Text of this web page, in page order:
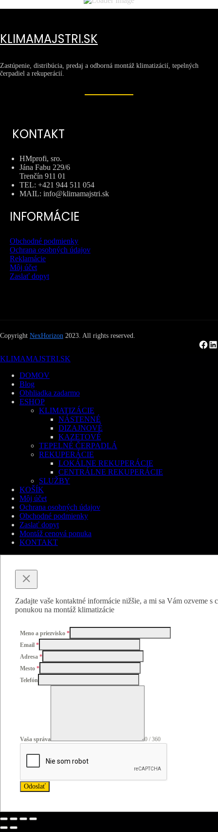
KLIMAMAJSTRI.SK
Zastúpenie, distribúcia, predaj a odborná montáž klimatizácií, tepelných
čerpadiel a rekuperácií.
KONTAKT
HMprofi, sro.
Jána Fabu 229/6
Trenčín 911 01
TEL: +421 944 511 054
MAIL: info@klimamajstri.sk
INFORMÁCIE
Obchodné podmienky
Ochrana osobných údajov
Reklamácie
Môj účet
Zaslať dopyt
Copyright NexHorizon 2023. All rights reserved.
Facebook
LinkedIn
KLIMAMAJSTRI.SK
DOMOV
Blog
Obhliadka zadarmo
ESHOP
KLIMATIZÁCIE
NÁSTENNÉ
DIZAJNOVÉ
KAZETOVÉ
TEPELNÉ ČERPADLÁ
REKUPERÁCIE
LOKÁLNE REKUPERÁCIE
CENTRÁLNE REKUPERÁCIE
SLUŽBY
KOŠÍK
Môj účet
Ochrana osobných údajov
Obchodné podmienky
Zaslať dopyt
Montáž cenová ponuka
KONTAKT
Zadajte vaše kontaktné informácie nižšie, a mi sa Vám ozveme s
ponukou na montáž klimatizácie
Meno a priezvisko *
Email *
Adresa *
Mesto *
Telefón
Vaša správa 0 / 360
Odoslať